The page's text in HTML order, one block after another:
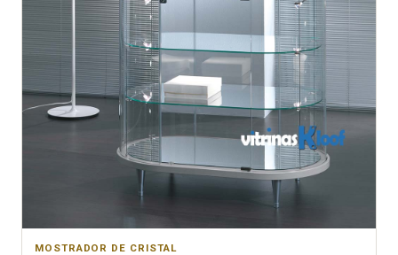
MOSTRADOR DE CRISTAL